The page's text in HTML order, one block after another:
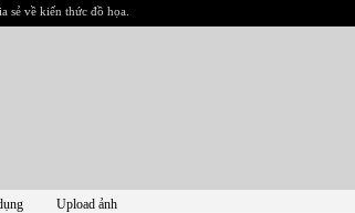
sẻ về kiến thức đồ họa.
Upload ảnh